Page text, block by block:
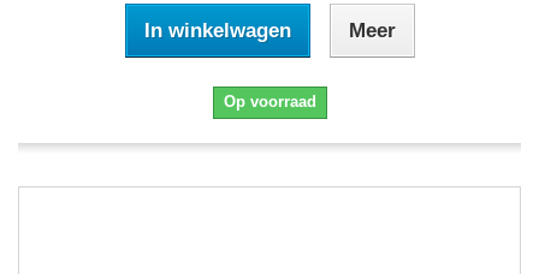
In winkelwagen Meer
Op voorraad